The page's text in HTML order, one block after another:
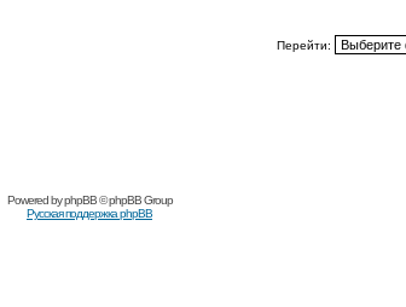
Перейти:
Powered byphpBB© phpBB Group
Русская поддержка phpBB